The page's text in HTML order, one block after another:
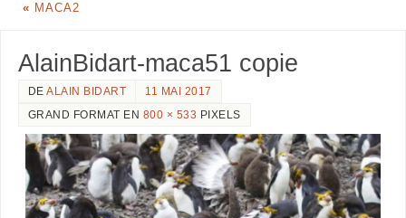
« MACA2
AlainBidart-maca51 copie
DEALAIN BIDART
11 MAI 2017
GRAND FORMAT EN 800 × 533 PIXELS